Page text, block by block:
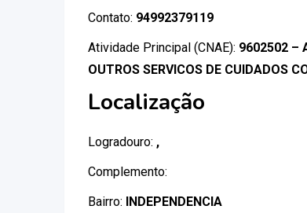
Contato: 94992379119
Atividade Principal (CNAE): 9602502 –
OUTROS SERVICOS DE CUIDADOS
Localização
Logradouro: ,
Complemento:
Bairro: INDEPENDENCIA